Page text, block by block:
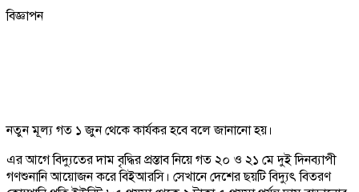
বিজ্ঞাপন
নতুন মূল্য গত ১ জুন থেকে কার্যকর হবে বলে জানানো হয়।
এর আগে বিদ্যুতের দাম বৃদ্ধির প্রস্তাব নিয়ে গত ২০ ও ২১ মে দুই দিনব্যাপী
গণশুনানি আয়োজন করে বিইআরসি। সেখানে দেশের ছয়টি বিদ্যুৎ বিতরণ